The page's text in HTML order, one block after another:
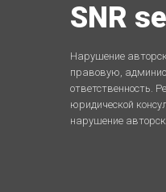
SNR
Нарушение
правовую,
ответственность.
юридической
нарушение